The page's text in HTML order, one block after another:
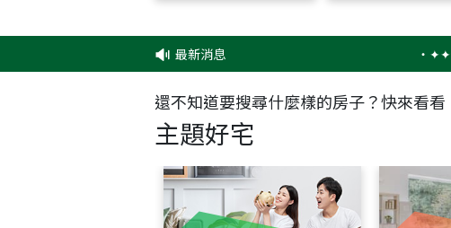
最新消息 ✦✦信義房
還不知道要搜尋什麼樣的房子？快來看看
主題好宅